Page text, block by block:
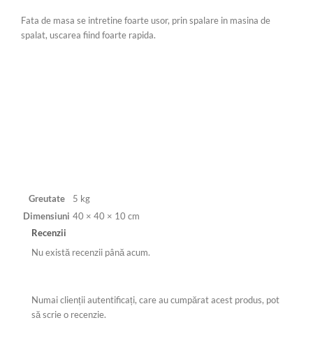
Fata de masa se intretine foarte usor, prin spalare in masina de
spalat, uscarea fiind foarte rapida.
Greutate
5 kg
Dimensiuni 40 × 40 × 10 cm
Recenzii
Nu există recenzii până acum.
Numai clienții autentificați, care au cumpărat acest produs, pot
să scrie o recenzie.